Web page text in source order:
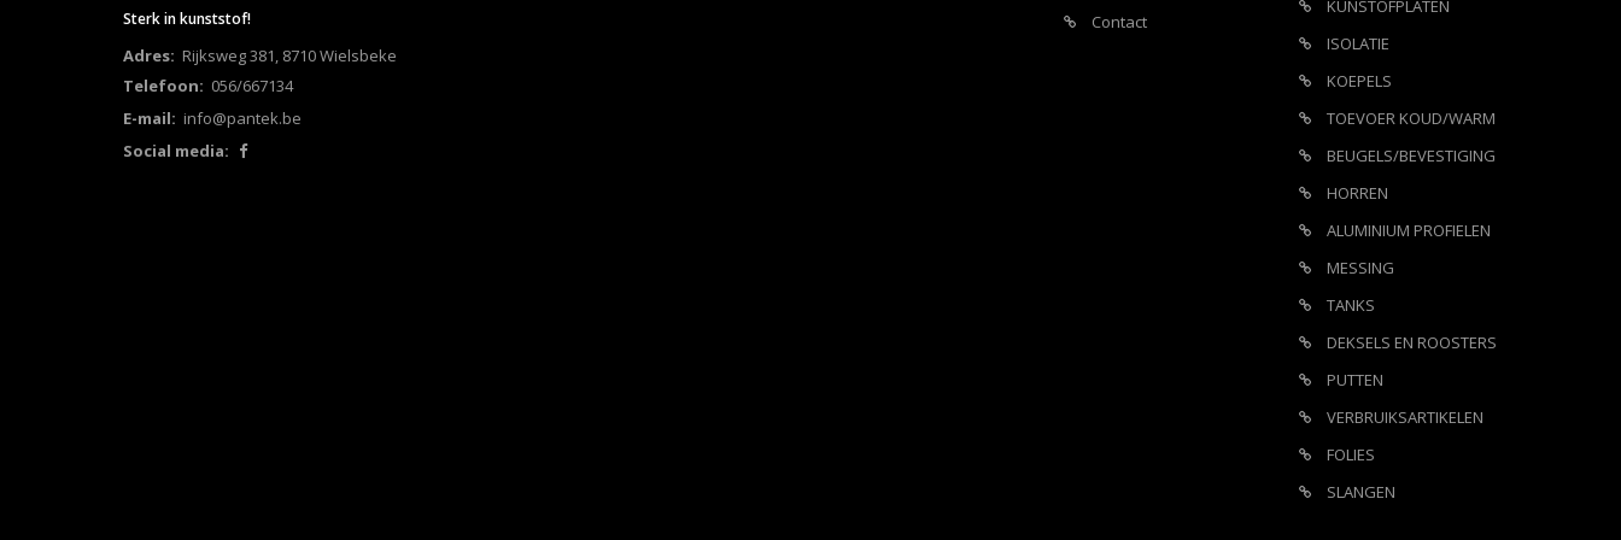
Sterk in kunststof!
Adres: Rijksweg 381, 8710 Wielsbeke
Telefoon: 056/667134
E-mail: info@pantek.be
Social media:
KUNSTOFPLATEN
ISOLATIE
KOEPELS
TOEVOER KOUD/WARM
BEUGELS/BEVESTIGING
HORREN
ALUMINIUM PROFIELEN
MESSING
TANKS
DEKSELS EN ROOSTERS
PUTTEN
VERBRUIKSARTIKELEN
FOLIES
SLANGEN
Contact